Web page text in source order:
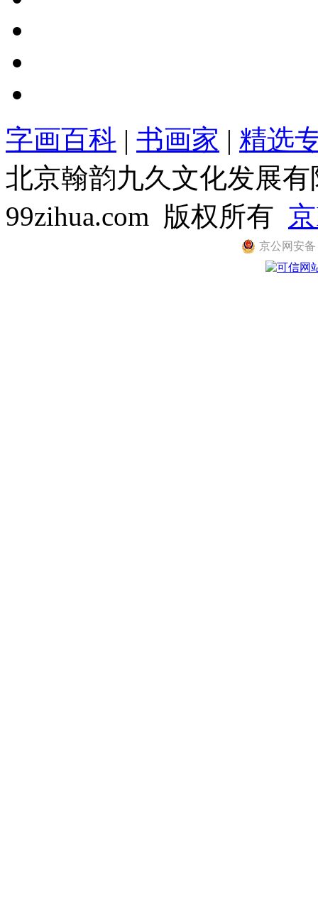
字画百科 | 书画家 | 精选
北京翰韵九久文化发展
99zihua.com 版权所有
京公网安备